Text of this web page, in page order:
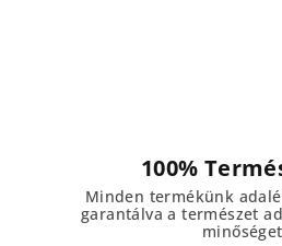
t
á
s
100%
Minden termékünk
garantálva a természet